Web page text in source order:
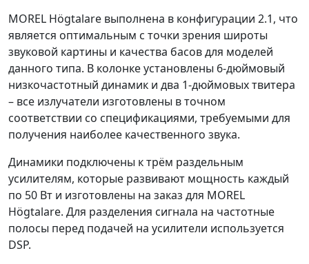
MOREL Högtalare выполнена в конфигурации 2.1, что
является оптимальным с точки зрения широты
звуковой картины и качества басов для моделей
данного типа. В колонке установлены 6-дюймовый
низкочастотный динамик и два 1-дюймовых твитера
– все излучатели изготовлены в точном
соответствии со спецификациями, требуемыми для
получения наиболее качественного звука.
Динамики подключены к трём раздельным
усилителям, которые развивают мощность каждый
по 50 Вт и изготовлены на заказ для MOREL
Högtalare. Для разделения сигнала на частотные
полосы перед подачей на усилители используется
DSP.